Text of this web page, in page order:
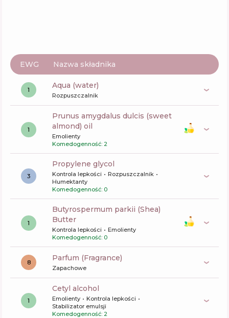
EWG Nazwa składnika
1 aqua (water)
Rozpuszczalnik
1
prunus amygdalus dulcis (sweet
almond) oil
Emolienty
Komedogenność: 2
3
propylene glycol
Kontrola lepkości
Rozpuszczalnik
Humektanty
Komedogenność: 0
1
butyrospermum parkii (Shea)
Butter
Kontrola lepkości
Emolienty
Komedogenność: 0
8 Parfum (Fragrance)
Zapachowe
1
cetyl alcohol
Emolienty
Kontrola lepkości
Stabilizator emulsji
Komedogenność: 2